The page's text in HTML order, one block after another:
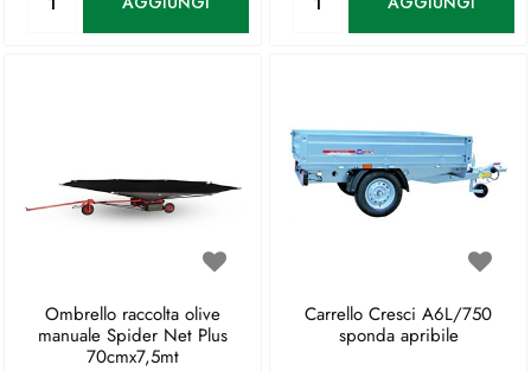
Ombrello raccolta olive
manuale Spider Net Plus
70cmx7,5mt
Carrello Cresci A6L/750
sponda apribile